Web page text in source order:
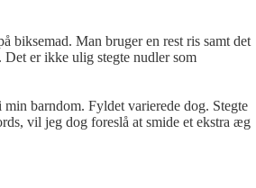
biksemad. Man bruger en rest ris samt det
Det er ikke ulig stegte nudler som
barndom. Fyldet varierede dog. Stegte
vil jeg dog foreslå at smide et ekstra æg